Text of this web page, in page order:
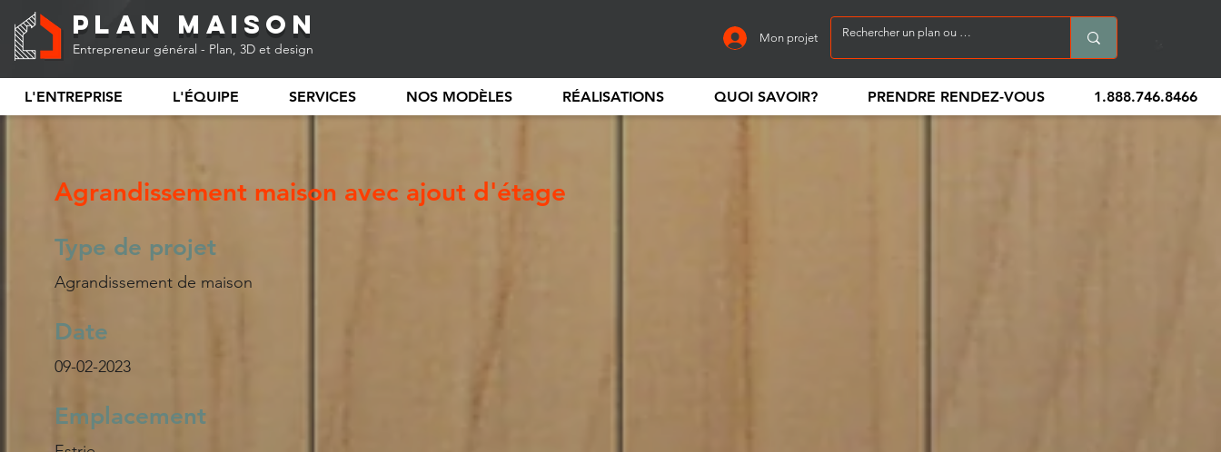
Plan Maison
Entrepreneur général - Plan, 3D et design
Mon projet
L'ENTREPRISE L'ÉQUIPE SERVICES NOS MODÈLES RÉALISATIONS QUOI SAVOIR? PRENDRE RENDEZ-VOUS 1.888.746.8466
Agrandissement maison avec ajout d'étage
Type de projet
Agrandissement de maison
Date
09-02-2023
Emplacement